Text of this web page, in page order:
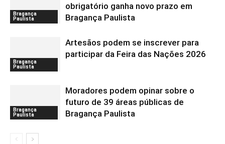
Bragança
Paulista
obrigatório ganha novo prazo em
Bragança Paulista
Bragança
Paulista
Artesãos podem se inscrever para
participar da Feira das Nações 2026
Bragança
Paulista
Moradores podem opinar sobre o
futuro de 39 áreas públicas de
Bragança Paulista